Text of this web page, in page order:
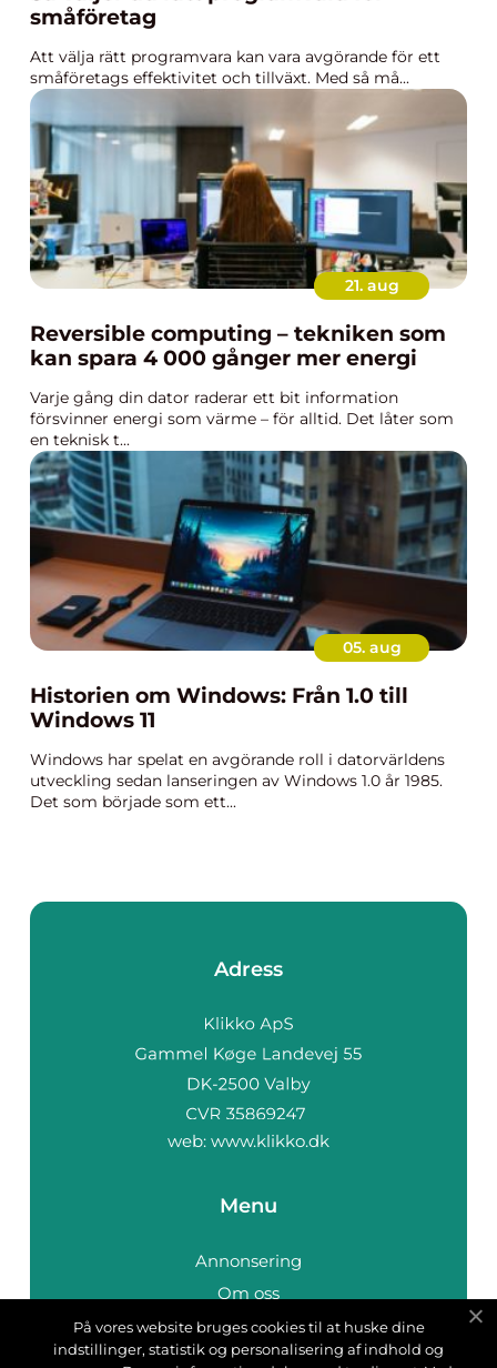
småföretag
Att välja rätt programvara kan vara avgörande för ett
småföretags effektivitet och tillväxt. Med så må...
21. aug
Reversible computing – tekniken som
kan spara 4 000 gånger mer energi
Varje gång din dator raderar ett bit information
försvinner energi som värme – för alltid. Det låter som
en teknisk t...
05. aug
Historien om Windows: Från 1.0 till
Windows 11
Windows har spelat en avgörande roll i datorvärldens
utveckling sedan lanseringen av Windows 1.0 år 1985.
Det som började som ett...
Adress
web: www.klikko.dk
Menu
Annonsering
Om oss
Cookies
Kontakta oss
På vores website bruges cookies til at huske dine
indstillinger, statistik og personalisering af indhold og